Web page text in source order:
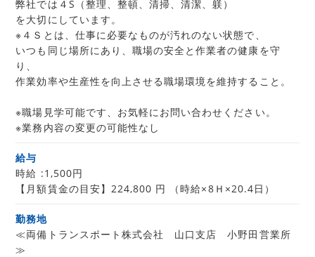
弊社では４S（整理、整頓、清掃、清潔、躾）
を大切にしています。
※４Ｓとは、仕事に必要なものが汚れのない状態で、
いつも同じ場所にあり、職場の安全と作業者の健康を守
り、
作業効率や生産性を向上させる職場環境を維持すること。
※職場見学可能です、お気軽にお問い合わせください。
※業務内容の変更の可能性なし
給与
時給 :1,500円
【月額賃金の目安】224,800 円 （時給×8Ｈ×20.4日）
勤務地
≪両備トランスポート株式会社 山口支店 小野田営業所
≫